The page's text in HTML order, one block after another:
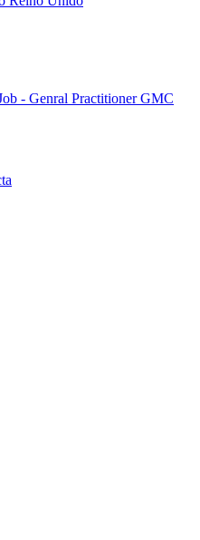
- Genral Practitioner GMC